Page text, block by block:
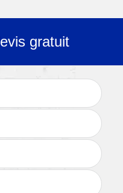
gratuit